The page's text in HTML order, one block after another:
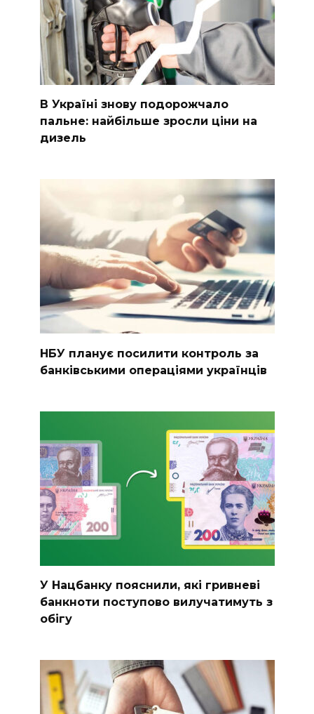
В Україні знову подорожчало
пальне: найбільше зросли ціни на
дизель
НБУ планує посилити контроль за
банківськими операціями українців
У Нацбанку пояснили, які гривневі
банкноти поступово вилучатимуть з
обігу